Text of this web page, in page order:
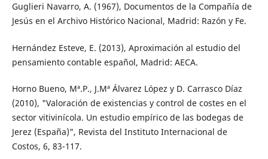
Guglieri Navarro, A. (1967), Documentos de la Compañía de
Jesús en el Archivo Histórico Nacional, Madrid: Razón y Fe.
Hernández Esteve, E. (2013), Aproximación al estudio del
pensamiento contable español, Madrid: AECA.
Horno Bueno, Mª.P., J.Mª Álvarez López y D. Carrasco Díaz
(2010), "Valoración de existencias y control de costes en el
sector vitivinícola. Un estudio empírico de las bodegas de
Jerez (España)", Revista del Instituto Internacional de
Costos, 6, 83-117.